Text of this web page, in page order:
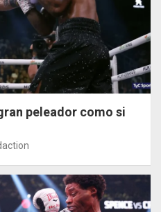
peleador como si